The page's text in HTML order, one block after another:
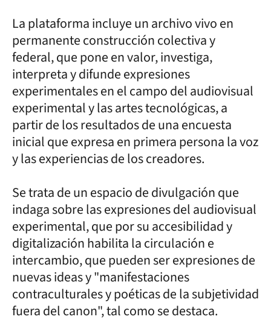
La plataforma incluye un archivo vivo en
permanente construcción colectiva y
federal, que pone en valor, investiga,
interpreta y difunde expresiones
experimentales en el campo del audiovisual
experimental y las artes tecnológicas, a
partir de los resultados de una encuesta
inicial que expresa en primera persona la voz
y las experiencias de los creadores.
Se trata de un espacio de divulgación que
indaga sobre las expresiones del audiovisual
experimental, que por su accesibilidad y
digitalización habilita la circulación e
intercambio, que pueden ser expresiones de
nuevas ideas y "manifestaciones
contraculturales y poéticas de la subjetividad
fuera del canon", tal como se destaca.